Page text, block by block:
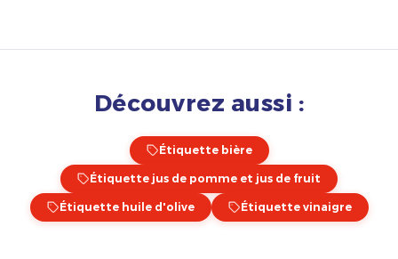
Découvrez aussi :
Étiquette bière
Étiquette jus de pomme et jus de fruit
Étiquette huile d'olive Étiquette vinaigre